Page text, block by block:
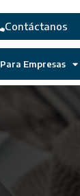
Contáctanos
Para Empresas